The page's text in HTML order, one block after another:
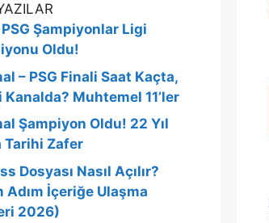
Şampiyonlar Ligi
Oldu!
– PSG Finali Saat Kaçta,
Kanalda? Muhtemel 11’ler
Şampiyon Oldu! 22 Yıl
Tarihi Zafer
Dosyası Nasıl Açılır?
Adım İçeriğe Ulaşma
2026)